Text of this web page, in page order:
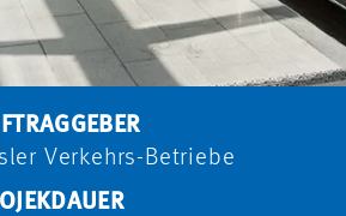
Verkehrs-Betriebe